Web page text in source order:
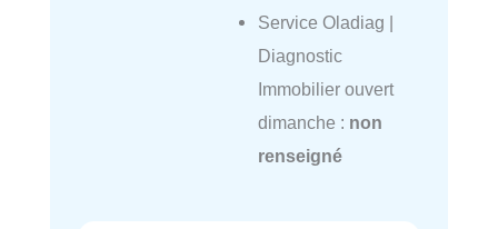
Service Oladiag |
Diagnostic
Immobilier ouvert
dimanche : non
renseigné